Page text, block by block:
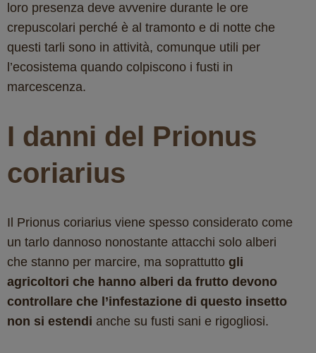
loro presenza deve avvenire durante le ore
crepuscolari perché è al tramonto e di notte che
questi tarli sono in attività, comunque utili per
l’ecosistema quando colpiscono i fusti in
marcescenza.
I danni del Prionus
coriarius
Il Prionus coriarius viene spesso considerato come
un tarlo dannoso nonostante attacchi solo alberi
che stanno per marcire, ma soprattutto gli
agricoltori che hanno alberi da frutto devono
controllare che l’infestazione di questo insetto
non si estendi anche su fusti sani e rigogliosi.